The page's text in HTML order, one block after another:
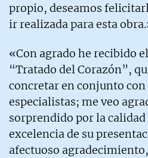
propio, deseamos
ir realizada para esta
«Con agrado he recibido
“Tratado del Corazón”,
concretar en conjunto con
especialistas; me veo
sorprendido por la calidad
excelencia de su
afectuoso